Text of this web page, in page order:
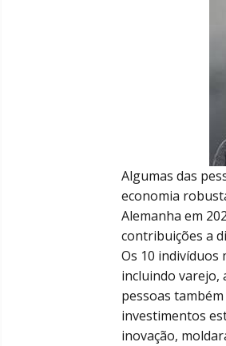
Algumas das
economia
Alemanha em
contribuições a
Os 10 indivíduos
incluindo varejo,
pessoas
investimentos
inovação,